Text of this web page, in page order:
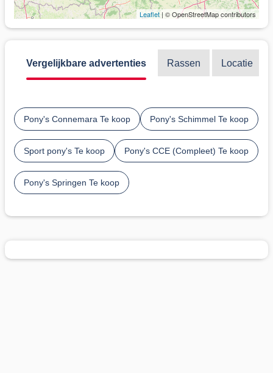
Leaflet | © OpenStreetMap contributors
Vergelijkbare advertenties Rassen Locatie
Pony's Connemara Te koop Pony's Schimmel Te koop
Sport pony's Te koop Pony's CCE (Compleet) Te koop
Pony's Springen Te koop